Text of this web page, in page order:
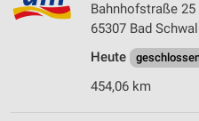
Bahnhofstraße 25
65307 Bad
Heute
454,06 km